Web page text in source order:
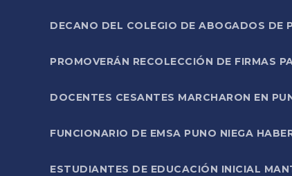
DECANO DEL COLEGIO DE ABOGADOS DE
PROMOVERÁN RECOLECCIÓN DE FIRMAS
DOCENTES CESANTES MARCHARON EN
FUNCIONARIO DE EMSA PUNO NIEGA
ESTUDIANTES DE EDUCACIÓN INICIAL